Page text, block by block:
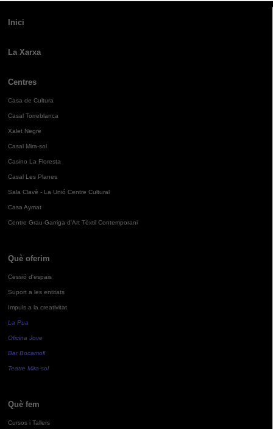
Inici
La Xarxa
Centres
Casa de Cultura
Casal Torreblanca
Xalet Negre
Casal Mira-sol
Casino La Floresta
Casal Les Planes
Sala Clavé - La Unió Centre Cultural
Casa Aymat
Centre Grau-Garriga d'Art Tèxtil Contemporani
Què oferim
Cessió d'espais
Suport a les entitats
Impuls a la creativitat
La Pua
Oficina Jove
Bar Bocamoll
Teatre Mira-sol
Què fem
Cursos i Tallers